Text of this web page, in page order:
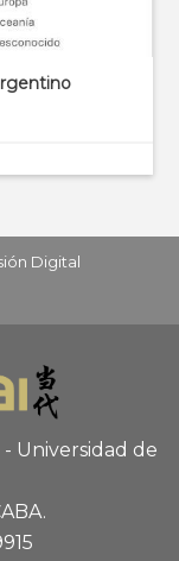
Digital
Universidad de
.